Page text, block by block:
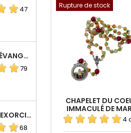
47
CHAPELET D'ÉVANGÉLISATION
79
HUILE BÉNITE EXORCISÉE
68
Rupture de stock
CHAPELET DU
IMMACULÉ DE
4